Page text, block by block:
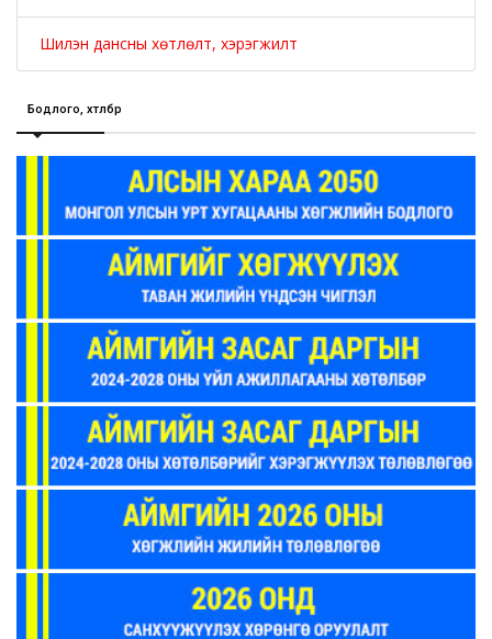
Шилэн дансны хөтлөлт, хэрэгжилт
Бодлого, хөтөлбөр